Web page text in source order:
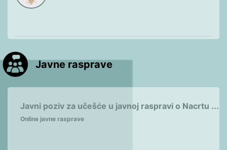
Javne rasprave
Javni poziv za učešće u javnoj raspravi o Nacrtu ...
Online javne rasprave